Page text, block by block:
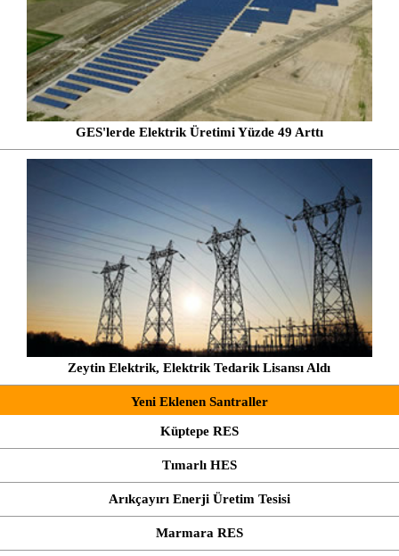
GES'lerde Elektrik Üretimi Yüzde 49 Arttı
Zeytin Elektrik, Elektrik Tedarik Lisansı Aldı
Yeni Eklenen Santraller
Küptepe RES
Tımarlı HES
Arıkçayırı Enerji Üretim Tesisi
Marmara RES